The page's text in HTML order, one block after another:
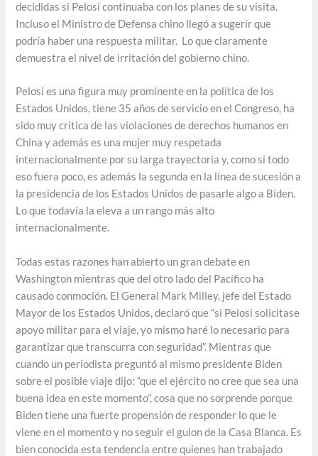
decididas si Pelosi continuaba con los planes de su visita.
Incluso el Ministro de Defensa chino llegó a sugerir que
podría haber una respuesta militar. Lo que claramente
demuestra el nivel de irritación del gobierno chino.
Pelosi es una figura muy prominente en la política de los
Estados Unidos, tiene 35 años de servicio en el Congreso, ha
sido muy crítica de las violaciones de derechos humanos en
China y además es una mujer muy respetada
internacionalmente por su larga trayectoria y, como si todo
eso fuera poco, es además la segunda en la línea de sucesión a
la presidencia de los Estados Unidos de pasarle algo a Biden.
Lo que todavía la eleva a un rango más alto
internacionalmente.
Todas estas razones han abierto un gran debate en
Washington mientras que del otro lado del Pacífico ha
causado conmoción. El General Mark Milley, jefe del Estado
Mayor de los Estados Unidos, declaró que “si Pelosi solicitase
apoyo militar para el viaje, yo mismo haré lo necesario para
garantizar que transcurra con seguridad”. Mientras que
cuando un periodista preguntó al mismo presidente Biden
sobre el posible viaje dijo: “que el ejército no cree que sea una
buena idea en este momento”, cosa que no sorprende porque
Biden tiene una fuerte propensión de responder lo que le
viene en el momento y no seguir el guion de la Casa Blanca. Es
bien conocida esta tendencia entre quienes han trabajado